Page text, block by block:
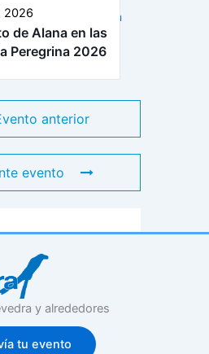
2026
de Alana en las
Peregrina 2026
anterior
evento
y alrededores
tu evento